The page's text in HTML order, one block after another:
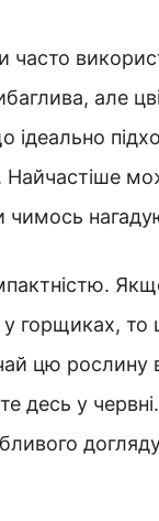
часто
але
ідеально
чимось
то
цю рослину
десь у